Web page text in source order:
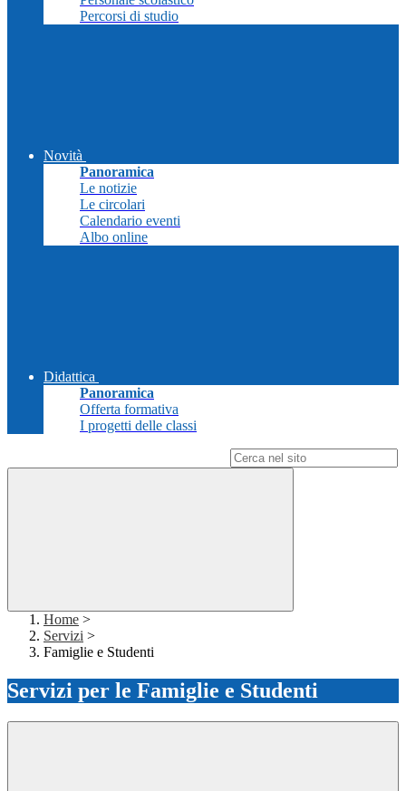
Percorsi di studio
Novità
Panoramica
Le notizie
Le circolari
Calendario eventi
Albo online
Didattica
Panoramica
Offerta formativa
I progetti delle classi
Home >
Servizi >
Famiglie e Studenti
Servizi per le Famiglie e Studenti